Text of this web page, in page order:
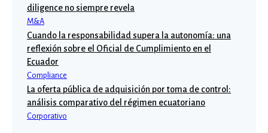
diligence no siempre revela
M&A
Cuando la responsabilidad supera la autonomía: una
reflexión sobre el Oficial de Cumplimiento en el
Ecuador
Compliance
La oferta pública de adquisición por toma de control:
análisis comparativo del régimen ecuatoriano
Corporativo